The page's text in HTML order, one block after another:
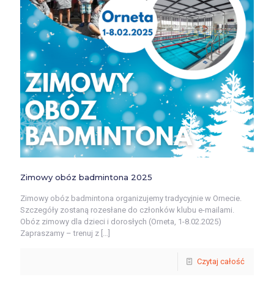
Zimowy obóz badmintona 2025
Zimowy obóz badmintona organizujemy tradycyjnie w Ornecie.
Szczegóły zostaną rozesłane do członków klubu e-mailami.
Obóz zimowy dla dzieci i dorosłych (Orneta, 1-8.02.2025)
Zapraszamy – trenuj z […]
Czytaj całość